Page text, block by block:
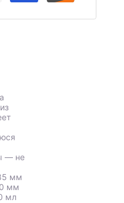
— не
мм
мм
мл